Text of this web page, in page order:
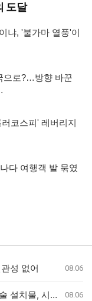
도달
냐, '불가마 열풍'이
으로?…방향 바꾼
코스피' 레버리지
다 여행객 발 묶였
성 없어 08.06
사스카툰의 새로운 플라스틱 바위 공공 예술 설치물, 시민들의 반응 엇갈려 08.06